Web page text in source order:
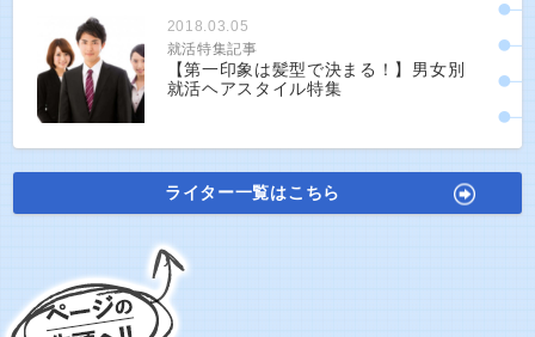
2018.03.05
就活特集記事
【第一印象は髪型で決まる！】男女別
就活ヘアスタイル特集
ライター一覧はこちら